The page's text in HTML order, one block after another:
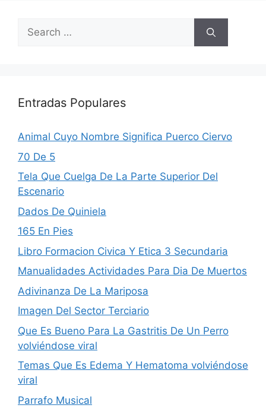
Search
for:
Entradas Populares
Animal Cuyo Nombre Significa Puerco Ciervo
70 De 5
Tela Que Cuelga De La Parte Superior Del
Escenario
Dados De Quiniela
165 En Pies
Libro Formacion Civica Y Etica 3 Secundaria
Manualidades Actividades Para Dia De Muertos
Adivinanza De La Mariposa
Imagen Del Sector Terciario
Que Es Bueno Para La Gastritis De Un Perro
volviéndose viral
Temas Que Es Edema Y Hematoma volviéndose
viral
Parrafo Musical